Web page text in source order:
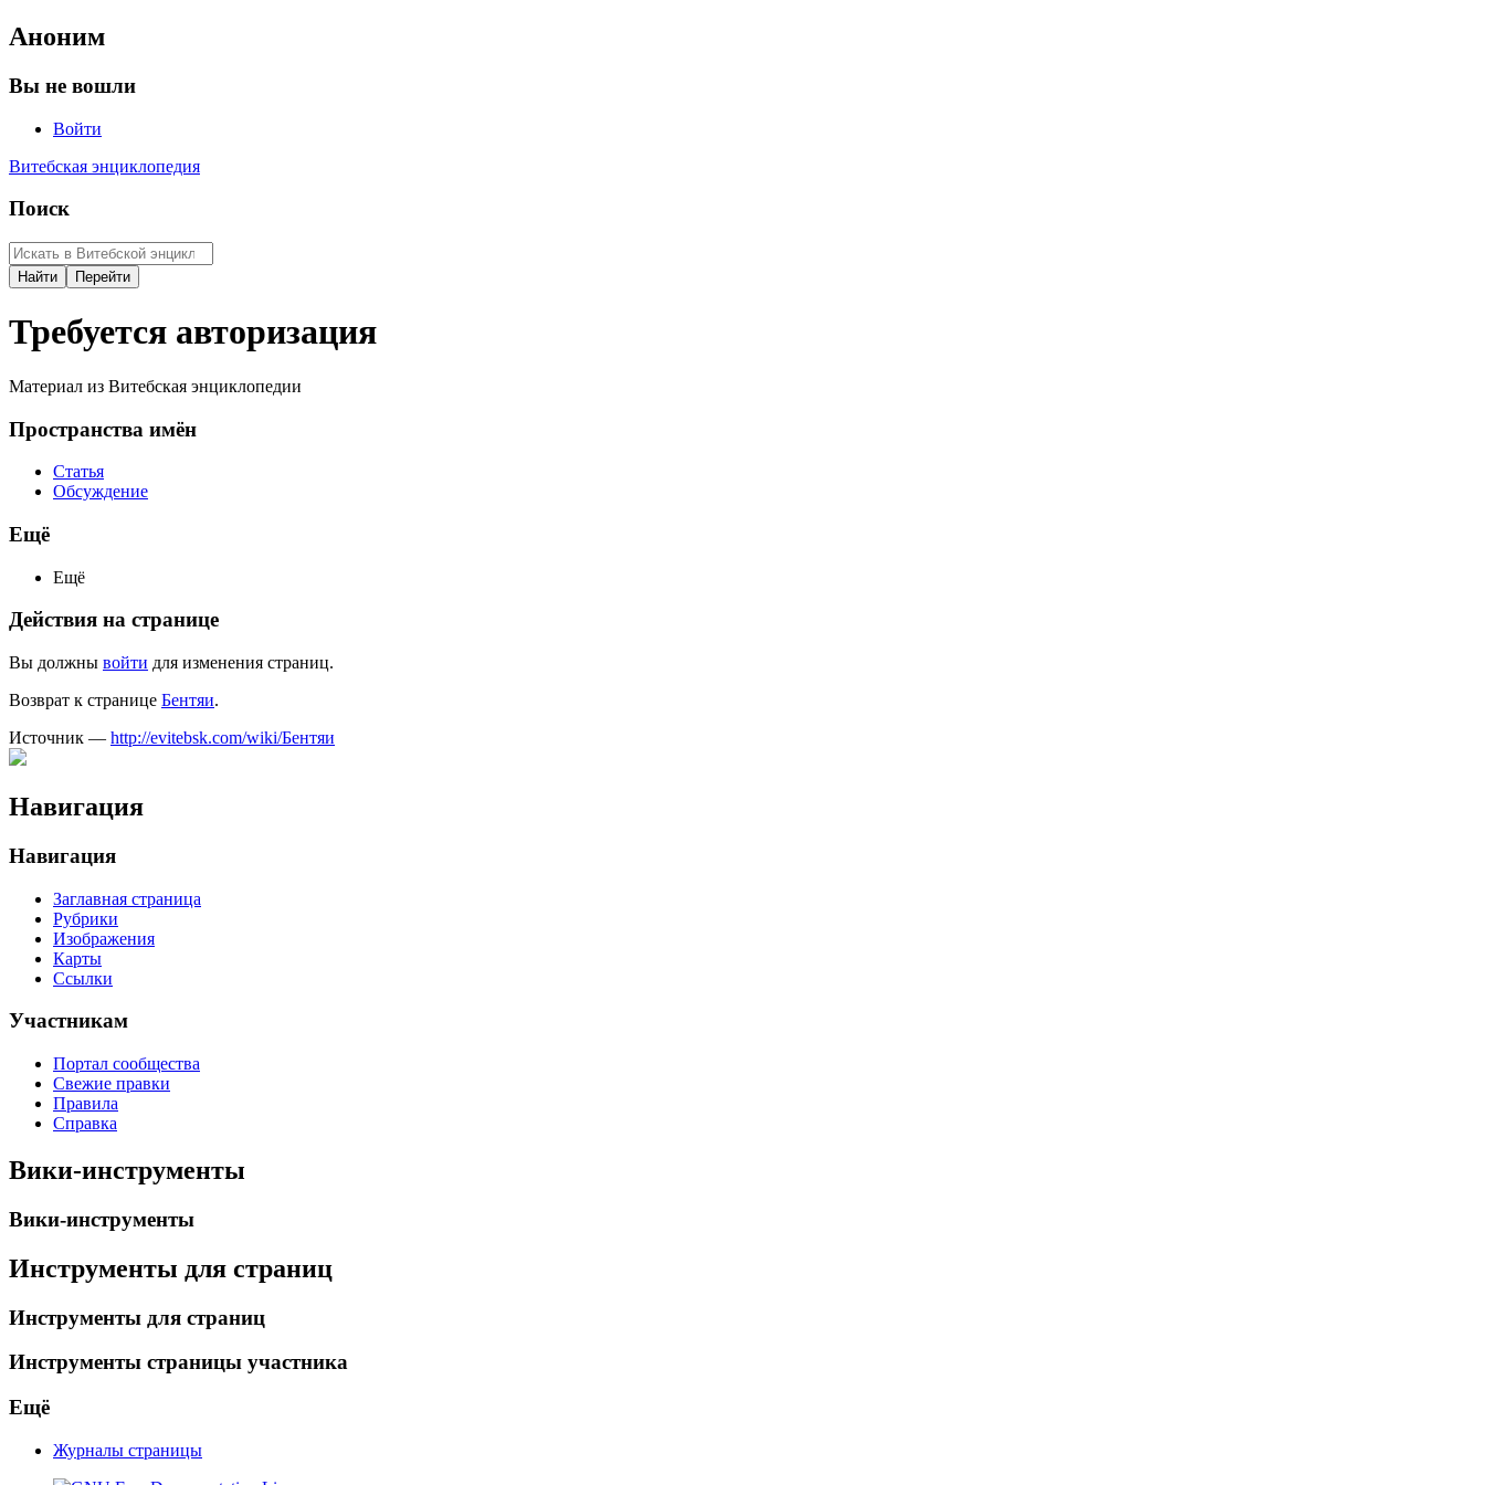
Аноним
Вы не вошли
Войти
Витебская энциклопедия
Поиск
Требуется авторизация
Материал из Витебская энциклопедии
Пространства имён
Статья
Обсуждение
Ещё
Ещё
Действия на странице
Вы должны войти для изменения страниц.
Возврат к странице Бентяи.
Источник — http://evitebsk.com/wiki/Бентяи
Навигация
Навигация
Заглавная страница
Рубрики
Изображения
Карты
Ссылки
Участникам
Портал сообщества
Свежие правки
Правила
Справка
Вики-инструменты
Вики-инструменты
Инструменты для страниц
Инструменты для страниц
Инструменты страницы участника
Ещё
Журналы страницы